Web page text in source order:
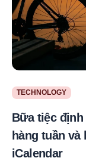
TECHNOLOGY
Bữa tiệc
hàng tuần
iCalendar